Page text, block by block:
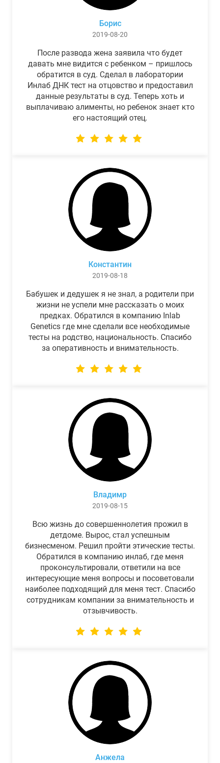
Борис
2019-08-20
После развода жена заявила что будет
давать мне видится с ребенком – пришлось
обратится в суд. Сделал в лаборатории
Инлаб ДНК тест на отцовство и предоставил
данные результаты в суд. Теперь хоть и
выплачиваю алименты, но ребенок знает кто
его настоящий отец.
Константин
2019-08-18
Бабушек и дедушек я не знал, а родители при
жизни не успели мне рассказать о моих
предках. Обратился в компанию Inlab
Genetics где мне сделали все необходимые
тесты на родство, национальность. Спасибо
за оперативность и внимательность.
Владимр
2019-08-15
Всю жизнь до совершеннолетия прожил в
детдоме. Вырос, стал успешным
бизнесменом. Решил пройти этические тесты.
Обратился в компанию инлаб, где меня
проконсультировали, ответили на все
интересующие меня вопросы и посоветовали
наиболее подходящий для меня тест. Спасибо
сотрудникам компании за внимательность и
отзывчивость.
Анжела